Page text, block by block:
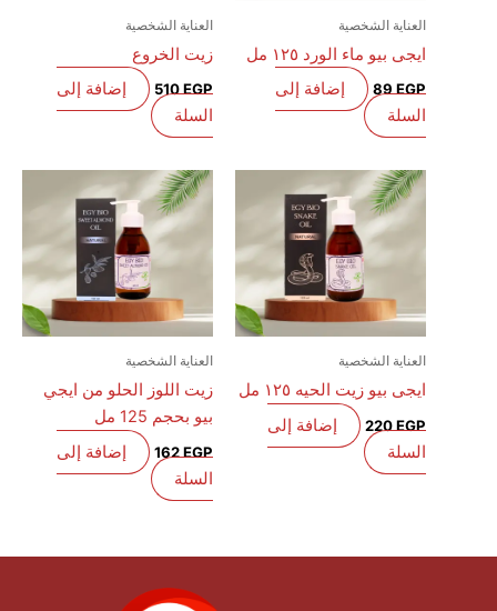
العناية الشخصية
ايجى بيو ماء الورد ١٢٥ مل
إضافة إلى
العناية الشخصية
زيت الخروع
EGP
إضافة إلى
السلة
العناية الشخصية
ايجى بيو زيت الحيه ١٢٥ مل
إضافة إلى
العناية الشخصية
زيت اللوز الحلو من ايجي
EGP
إضافة إلى